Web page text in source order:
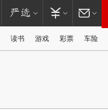
读书 游戏 彩票 车险